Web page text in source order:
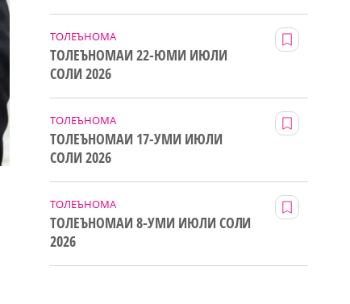
ТОЛЕЪНОМА
ТОЛЕЪНОМАИ 22-ЮМИ ИЮЛИ
СОЛИ 2026
ТОЛЕЪНОМА
ТОЛЕЪНОМАИ 17-УМИ ИЮЛИ
СОЛИ 2026
ТОЛЕЪНОМА
ТОЛЕЪНОМАИ 8-УМИ ИЮЛИ СОЛИ
2026